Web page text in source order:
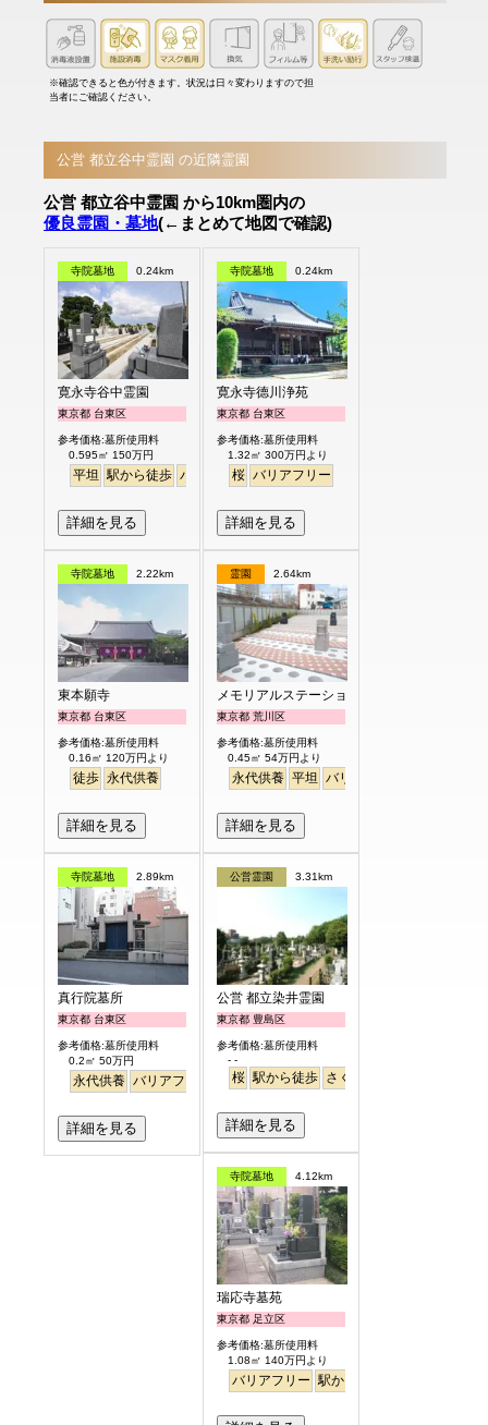
※確認できると色が付きます。状況は日々変わりますので担
当者にご確認ください。
公営 都立谷中霊園 の近隣霊園
公営 都立谷中霊園 から10km圏内の
優良霊園・墓地(←まとめて地図で確認)
寺院墓地 0.24km
寛永寺谷中霊園
東京都 台東区
参考価格:墓所使用料
0.595㎡ 150万円
平坦 駅から徒歩 バリアフリー
詳細を見る
寺院墓地 0.24km
寛永寺德川浄苑
東京都 台東区
参考価格:墓所使用料
1.32㎡ 300万円より
桜 バリアフリー
詳細を見る
寺院墓地 2.22km
東本願寺
東京都 台東区
参考価格:墓所使用料
0.16㎡ 120万円より
徒歩 永代供養
詳細を見る
霊園 2.64km
メモリアルステーション南千住
東京都 荒川区
参考価格:墓所使用料
0.45㎡ 54万円より
永代供養 平坦 バリアフリー
詳細を見る
寺院墓地 2.89km
真行院墓所
東京都 台東区
参考価格:墓所使用料
0.2㎡ 50万円
永代供養 バリアフリー 駅から徒歩
詳細を見る
公営霊園 3.31km
公営 都立染井霊園
東京都 豊島区
参考価格:墓所使用料
- -
桜 駅から徒歩 さくら
詳細を見る
寺院墓地 4.12km
瑞応寺墓苑
東京都 足立区
参考価格:墓所使用料
1.08㎡ 140万円より
バリアフリー 駅から徒歩